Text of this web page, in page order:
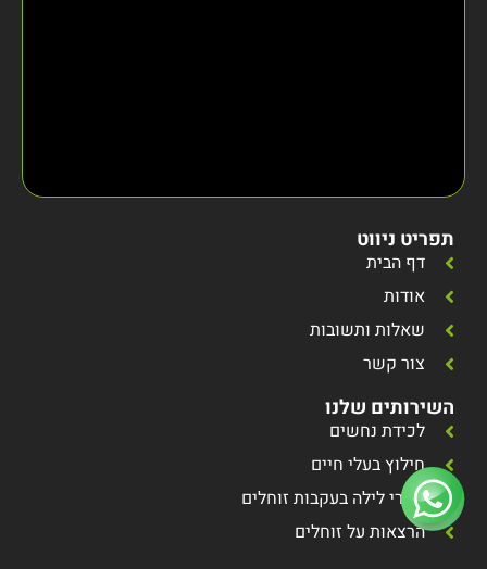
תפריט ניווט
דף הבית
אודות
שאלות ותשובות
צור קשר
השירותים שלנו
לכידת נחשים
חילוץ בעלי חיים
סיורי לילה בעקבות זוחלים
הרצאות על זוחלים